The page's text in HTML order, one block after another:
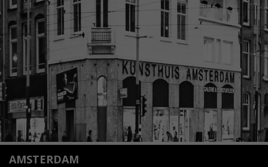
+31(0)71 – 52 84 480
info@kunsthuisleiden.nl
Lees meer
AMSTERDAM